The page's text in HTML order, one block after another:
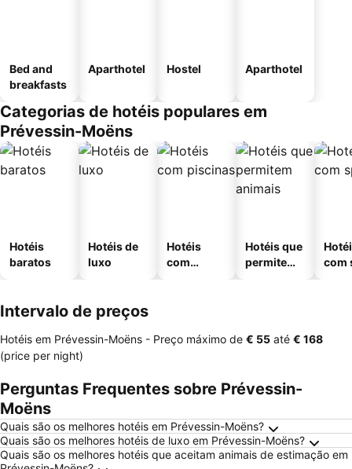
Bed and
breakfasts
Aparthotel Hostel Aparthotel
Categorias de hotéis populares em
Prévessin-Moëns
Hotéis
baratos
Hotéis de
luxo
Hotéis
com
Hotéis que
permitem
com
Intervalo de preços
Hotéis em Prévessin-Moëns - Preço máximo de ‎€ 55 até ‎€ 168
(price per night)
Perguntas Frequentes sobre Prévessin-
Moëns
Quais são os melhores hotéis em Prévessin-Moëns?
Quais são os melhores hotéis de luxo em Prévessin-Moëns?
Quais são os melhores hotéis que aceitam animais de estimação em